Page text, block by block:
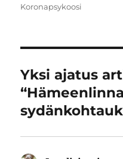
Koronapsykoosi
Yksi ajatus